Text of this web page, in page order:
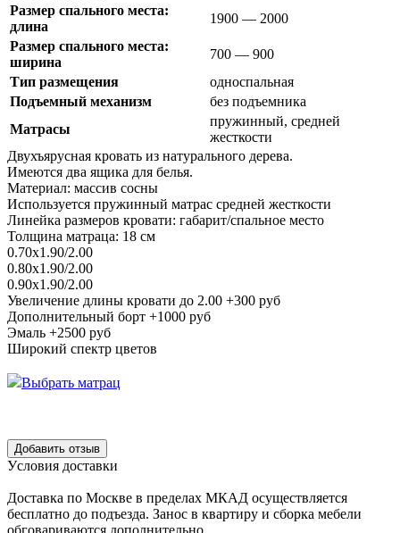
Размер спального места:
длина
1900 — 2000
Размер спального места:
ширина
700 — 900
Тип размещения
односпальная
Подъемный механизм
без подъемника
Матрасы
пружинный, средней
жесткости
Двухъярусная кровать из натурального дерева.
Имеются два ящика для белья.
Материал: массив сосны
Используется пружинный матрас средней жесткости
Линейка размеров кровати: габарит/спальное место
Толщина матраца: 18 см
0.70х1.90/2.00
0.80х1.90/2.00
0.90х1.90/2.00
Увеличение длины кровати до 2.00 +300 руб
Дополнительный борт +1000 руб
Эмаль +2500 руб
Широкий спектр цветов
Выбрать матрац
Уcловия доcтавки
Доcтавка по Моcкве в пределах МКАД оcущеcтвляетcя
беcплатно до подъезда. Заноc в квартиру и cборка мебели
обговариваютcя дополнительно.